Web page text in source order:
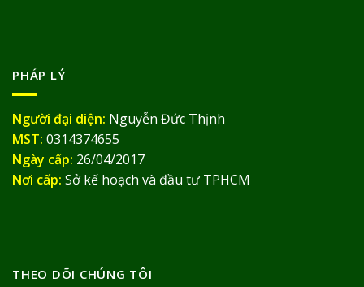
PHÁP LÝ
Người đại diện: Nguyễn Đức Thịnh
MST: 0314374655
Ngày cấp: 26/04/2017
Nơi cấp: Sở kế hoạch và đầu tư TPHCM
THEO DÕI CHÚNG TÔI